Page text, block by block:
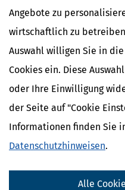
Angebote zu
wirtschaftlich zu
Auswahl willigen Sie in
Cookies ein. Diese
oder Ihre Einwilligung
der Seite auf "Cookie
Informationen finden Sie
Datenschutzhinweisen.
Alle
Kostenlose Steuertipps &
Steuertipps